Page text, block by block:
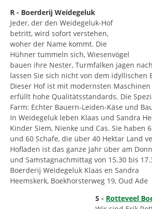
R - Boerderij Weidegeluk
Jeder, der den Weidegeluk-Hof
betritt, wird sofort verstehen,
woher der Name kommt. Die
Hühner tummeln sich, Wiesenvögel
bauen ihre Nester, Turmfalken jagen
lassen Sie sich nicht von dem idyllischen
Dieser Hof ist mit modernsten
erfüllt hohe Qualitätsstandards. Die
Farm: Echter Bauern-Leiden-Käse und
In Weidegeluk leben Klaas und Sandra
Kinder Siem, Nienke und Cas. Sie haben
und 60 Schafe, die über 40 Hektar Land
Hofladen ist das ganze Jahr über am
und Samstagnachmittag von 15.30 bis
Boerderij Weidegeluk Klaas en Sandra
Heemskerk, Boekhorsterweg 19, Oud Ade
S - Rotteveel